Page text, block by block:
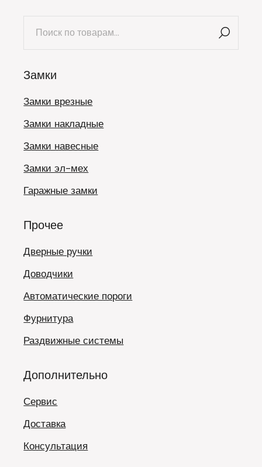
Замки
Замки врезные
Замки накладные
Замки навесные
Замки эл-мех
Гаражные замки
Прочее
Дверные ручки
Доводчики
Автоматические пороги
Фурнитура
Раздвижные системы
Дополнительно
Сервис
Доставка
Консультация